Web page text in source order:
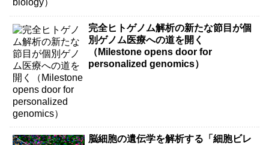
完全ヒトゲノム解析の新たな節目が個
別ゲノム医療への道を開く
（Milestone opens door for
personalized genomics）
脳細胞の遺伝学を解析する「細胞ビレ